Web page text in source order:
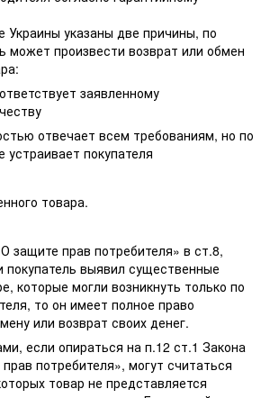
Украины указаны две причины, по
может произвести возврат или обмен
заявленному
отвечает всем требованиям, но по
устраивает покупателя
товара.
защите прав потребителя» в ст.8,
покупатель выявил существенные
которые могли возникнуть только по
то он имеет полное право
или возврат своих денег.
если опираться на п.12 ст.1 Закона
потребителя», могут считаться
товар не представляется